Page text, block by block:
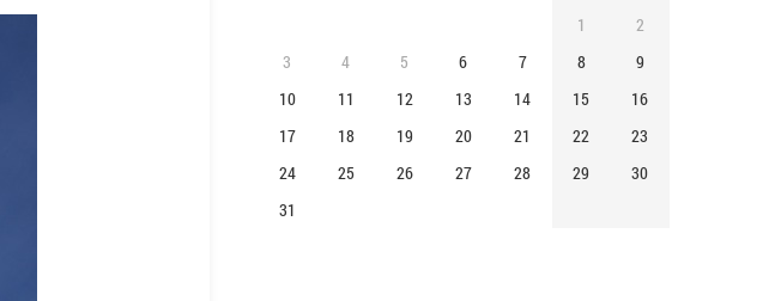
1
2
3
4 5 6 7 8
9
10
11 12 13 14 15
16
17
18 19 20 21 22
23
24
25 26 27 28 29
30
31